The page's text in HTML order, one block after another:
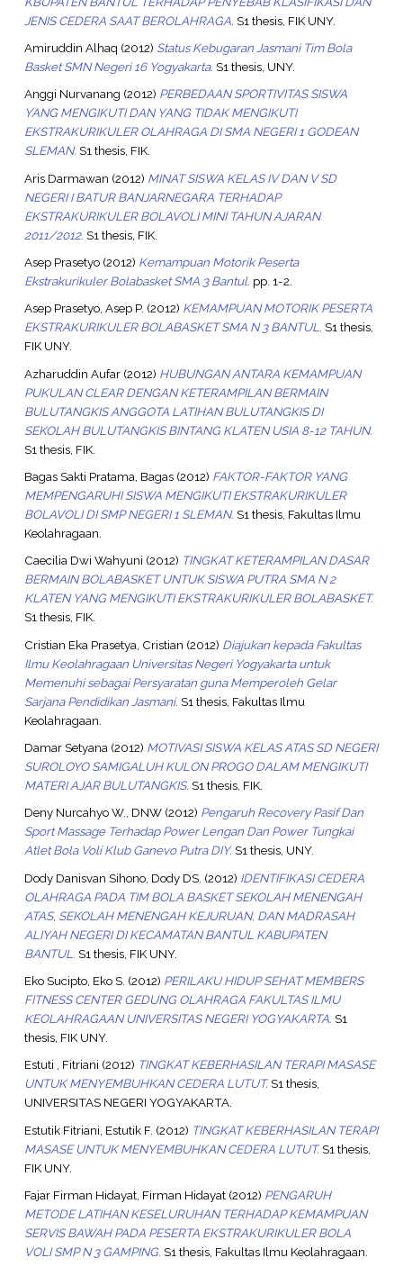
JENIS CEDERA SAAT BEROLAHRAGA. S1 thesis, FIK UNY.
Amiruddin Alhaq (2012) Status Kebugaran Jasmani Tim Bola
Basket SMN Negeri 16 Yogyakarta. S1 thesis, UNY.
Anggi Nurvanang (2012) PERBEDAAN SPORTIVITAS SISWA
YANG MENGIKUTI DAN YANG TIDAK MENGIKUTI
EKSTRAKURIKULER OLAHRAGA DI SMA NEGERI 1 GODEAN
SLEMAN. S1 thesis, FIK.
Aris Darmawan (2012) MINAT SISWA KELAS IV DAN V SD
NEGERI I BATUR BANJARNEGARA TERHADAP
EKSTRAKURIKULER BOLAVOLI MINI TAHUN AJARAN
2011/2012. S1 thesis, FIK.
Asep Prasetyo(2012) Kemampuan Motorik Peserta
Ekstrakurikuler Bolabasket SMA 3 Bantul. pp. 1-2.
Asep Prasetyo, Asep P. (2012) KEMAMPUAN MOTORIK PESERTA
EKSTRAKURIKULER BOLABASKET SMA N 3 BANTUL. S1 thesis,
FIK UNY.
Azharuddin Aufar(2012) HUBUNGAN ANTARA KEMAMPUAN
PUKULAN CLEAR DENGAN KETERAMPILAN BERMAIN
BULUTANGKIS ANGGOTA LATIHAN BULUTANGKIS DI
SEKOLAH BULUTANGKIS BINTANG KLATEN USIA 8-12 TAHUN.
S1 thesis, FIK.
Bagas Sakti Pratama, Bagas(2012) FAKTOR-FAKTOR YANG
MEMPENGARUHI SISWA MENGIKUTI EKSTRAKURIKULER
BOLAVOLI DI SMP NEGERI 1 SLEMAN. S1 thesis, Fakultas Ilmu
Keolahragaan.
Caecilia Dwi Wahyuni (2012) TINGKAT KETERAMPILAN DASAR
BERMAIN BOLABASKET UNTUK SISWA PUTRA SMA N 2
KLATEN YANG MENGIKUTI EKSTRAKURIKULER BOLABASKET.
S1 thesis, FIK.
Cristian Eka Prasetya, Cristian (2012) Diajukan kepada Fakultas
Ilmu Keolahragaan Universitas Negeri Yogyakarta untuk
Memenuhi sebagai Persyaratan guna Memperoleh Gelar
Sarjana Pendidikan Jasmani. S1 thesis, Fakultas Ilmu
Keolahragaan.
Damar Setyana (2012) MOTIVASI SISWA KELAS ATAS SD NEGERI
SUROLOYO SAMIGALUH KULON PROGO DALAM MENGIKUTI
MATERI AJAR BULUTANGKIS. S1 thesis, FIK.
Deny Nurcahyo W., DNW(2012) Pengaruh Recovery Pasif Dan
Sport Massage Terhadap Power Lengan Dan Power Tungkai
Atlet Bola Voli Klub Ganevo Putra DIY.S1 thesis, UNY.
Dody Danisvan Sihono, Dody DS. (2012) IDENTIFIKASI CEDERA
OLAHRAGA PADA TIM BOLA BASKET SEKOLAH MENENGAH
ATAS, SEKOLAH MENENGAH KEJURUAN, DAN MADRASAH
ALIYAH NEGERI DI KECAMATAN BANTUL KABUPATEN
BANTUL. S1 thesis, FIK UNY.
Eko Sucipto, Eko S. (2012) PERILAKU HIDUP SEHAT MEMBERS
FITNESS CENTER GEDUNG OLAHRAGA FAKULTAS ILMU
KEOLAHRAGAAN UNIVERSITAS NEGERI YOGYAKARTA. S1
thesis, FIK UNY.
Estuti , Fitriani (2012) TINGKAT KEBERHASILAN TERAPI MASASE
UNTUK MENYEMBUHKAN CEDERA LUTUT.S1 thesis,
UNIVERSITAS NEGERI YOGYAKARTA.
Estutik Fitriani, Estutik F. (2012) TINGKAT KEBERHASILAN TERAPI
MASASE UNTUK MENYEMBUHKAN CEDERA LUTUT.S1 thesis,
FIK UNY.
Fajar Firman Hidayat, Firman Hidayat(2012) PENGARUH
METODE LATIHAN KESELURUHAN TERHADAP KEMAMPUAN
SERVIS BAWAH PADA PESERTA EKSTRAKURIKULER BOLA
VOLI SMP N 3 GAMPING. S1 thesis, Fakultas Ilmu Keolahragaan.